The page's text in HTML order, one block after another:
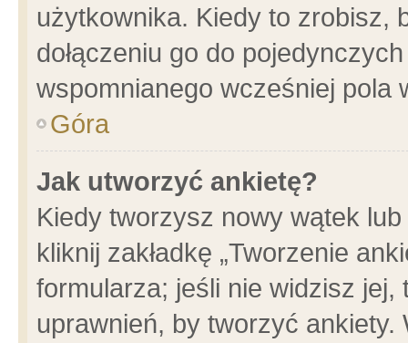
użytkownika. Kiedy to zrobisz,
dołączeniu go do
wspomnianego wcześniej pola
Góra
Jak utworzyć ankietę?
Kiedy tworzysz nowy wątek
kliknij zakładkę „Tworzenie
formularza; jeśli nie widzisz
uprawnień, by tworzyć ankiety.